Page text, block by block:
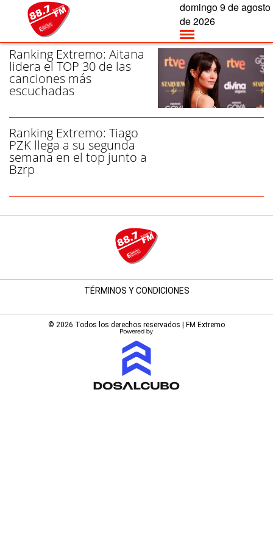
domingo9 deagosto
de 2026
/ RANKING EXTREMO - PÁGINA 1
Ranking Extremo: Aitana
lidera el TOP 30 de las
canciones más
escuchadas
Ranking Extremo: Tiago
PZK llega a su segunda
semana en el top junto a
Bzrp
TÉRMINOS Y CONDICIONES
© 2026 Todos los derechos reservados | FM Extremo